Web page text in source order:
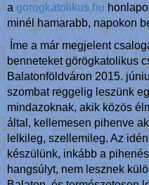
agorogkatolikus.hu
minél hamarabb, napokon
Íme a már megjelent
benneteket görögkatolikus
Balatonföldváron 2015.
szombat reggelig leszünk
mindazoknak, akik közös
által, kellemesen pihenve
lelkileg, szellemileg. Az
készülünk, inkább a
hangsúlyt, nem lesznek